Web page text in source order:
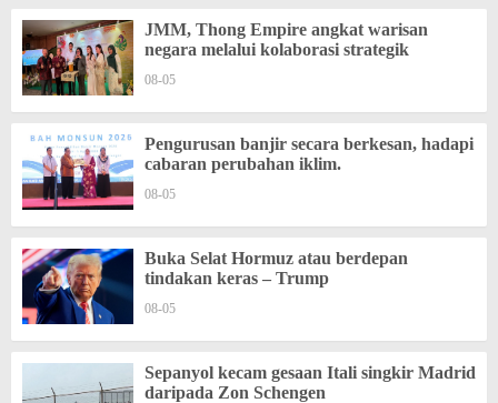
JMM, Thong Empire angkat warisan
negara melalui kolaborasi strategik
08-05
Pengurusan banjir secara berkesan, hadapi
cabaran perubahan iklim.
08-05
Buka Selat Hormuz atau berdepan
tindakan keras – Trump
08-05
Sepanyol kecam gesaan Itali singkir Madrid
daripada Zon Schengen